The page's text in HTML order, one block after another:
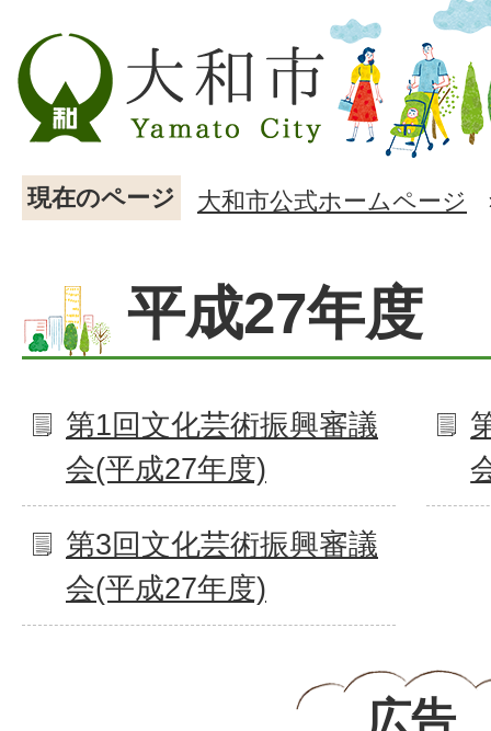
現在のページ 大和市公式ホームページ
平成27年度
第1回文化芸術振興審議
会(平成27年度)
第3回文化芸術振興審議
会(平成27年度)
広告